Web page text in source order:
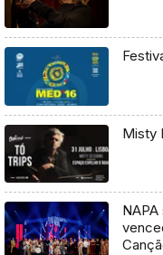
Misty